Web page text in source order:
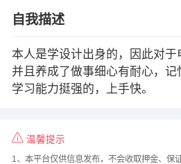
自我描述
本人是学设计出身的，因此对于
并且养成了做事细心有耐心，
学习能力挺强的，上手快。
温馨提示
1、本平台仅供信息发布，不会收取押金、保